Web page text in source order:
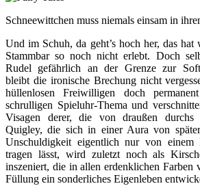
Schneewittchen muss niemals einsam in
Und im Schuh, da geht’s hoch her, das
Stammbar so noch nicht erlebt. Doch
Rudel gefährlich an der Grenze zur
bleibt die ironische Brechung nicht
hüllenlosen Freiwilligen doch
schrulligen Spieluhr-Thema und
Visagen derer, die von draußen durchs
Quigley, die sich in einer Aura von
Unschuldigkeit eigentlich nur von einem
tragen lässt, wird zuletzt noch als
inszeniert, die in allen erdenklichen Farben
Füllung ein sonderliches Eigenleben